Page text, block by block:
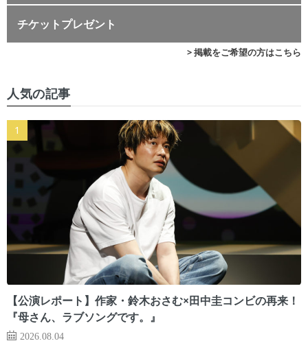
チケットプレゼント
> 掲載をご希望の方はこちら
人気の記事
【公演レポート】作家・鈴木おさむ×田中圭コンビの再来！
『母さん、ラブソングです。』
2026.08.04